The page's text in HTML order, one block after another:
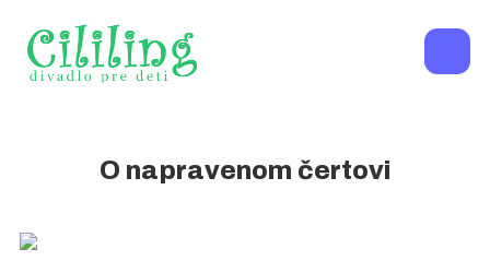
O napravenom čertovi